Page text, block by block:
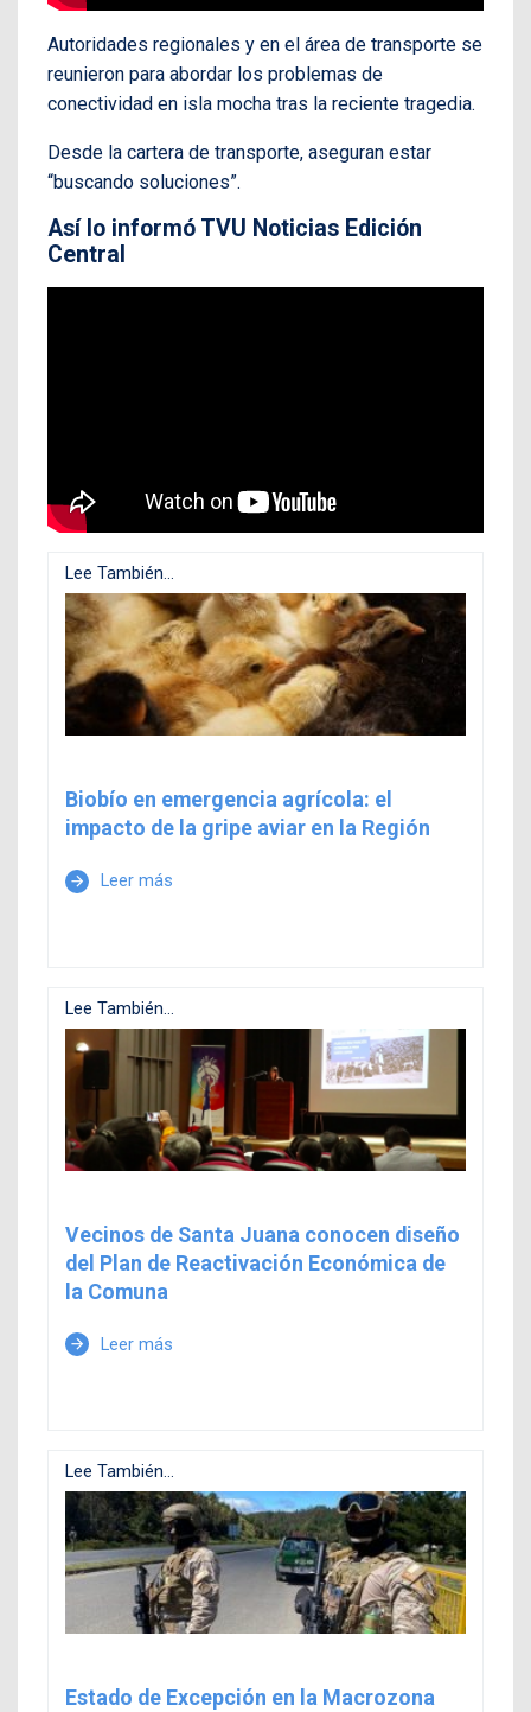
Autoridades regionales y en el área de transporte se
reunieron para abordar los problemas de
conectividad en isla mocha tras la reciente tragedia.
Desde la cartera de transporte, aseguran estar
“buscando soluciones”.
Así lo informó TVU Noticias Edición
Central
Lee También...
Biobío en emergencia agrícola: el
impacto de la gripe aviar en la Región
arrow_forward Leer más
Lee También...
Vecinos de Santa Juana conocen diseño
del Plan de Reactivación Económica de
la Comuna
arrow_forward Leer más
Lee También...
Estado de Excepción en la Macrozona